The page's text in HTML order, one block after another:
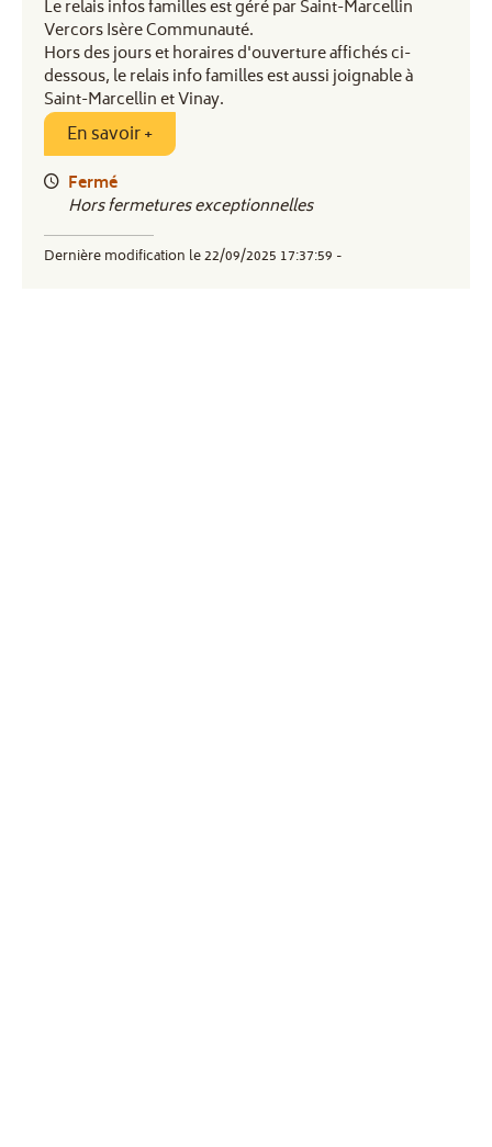
Le relais infos familles est géré par Saint-Marcellin
Vercors Isère Communauté.
Hors des jours et horaires d'ouverture affichés ci-
dessous, le relais info familles est aussi joignable à
Saint-Marcellin et Vinay.
En savoir +
Fermé
Hors fermetures exceptionnelles
Dernière modification le 22/09/2025 17:37:59 -